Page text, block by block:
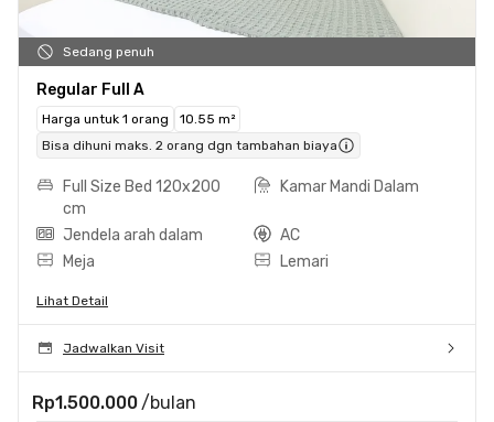
Sedang penuh
Regular Full A
Harga untuk 1 orang
10.55 m²
Bisa dihuni maks. 2 orang dgn tambahan biaya
Full Size Bed 120x200
cm
Kamar Mandi Dalam
Jendela arah dalam
AC
Meja
Lemari
Lihat Detail
Jadwalkan Visit
Rp1.500.000 /bulan